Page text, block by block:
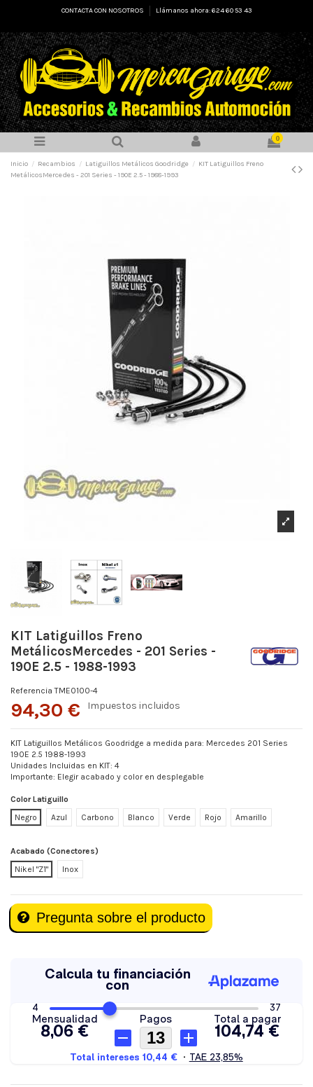
CONTACTA CON NOSOTROS Llámanos ahora: 624 60 53 43
0
Inicio Recambios Latiguillos Metálicos Goodridge
KIT Latiguillos Freno
MetálicosMercedes - 201 Series - 190E 2.5 - 1988-1993
KIT Latiguillos Freno
MetálicosMercedes - 201 Series -
190E 2.5 - 1988-1993
Referencia TME0100-4
94,30 € Impuestos incluidos
KIT Latiguillos Metálicos Goodridge a medida para: Mercedes 201 Series
190E 2.5 1988-1993
Unidades Incluidas en KIT: 4
Importante: Elegir acabado y color en desplegable
Color Latiguillo
Negro
Azul Carbono Blanco Verde Rojo Amarillo
Acabado (Conectores)
Nikel "Z1"
Inox
Pregunta sobre el producto